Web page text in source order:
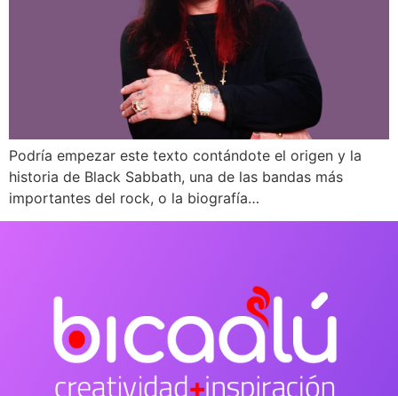
Podría empezar este texto contándote el origen y la
historia de Black Sabbath, una de las bandas más
importantes del rock, o la biografía…